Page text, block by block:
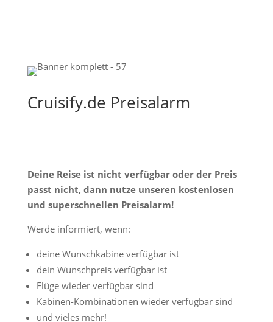
Cruisify.de Preisalarm
Deine Reise ist nicht verfügbar oder der Preis
passt nicht, dann nutze unseren kostenlosen
und superschnellen Preisalarm!
Werde informiert, wenn:
deine Wunschkabine verfügbar ist
dein Wunschpreis verfügbar ist
Flüge wieder verfügbar sind
Kabinen-Kombinationen wieder verfügbar sind
und vieles mehr!